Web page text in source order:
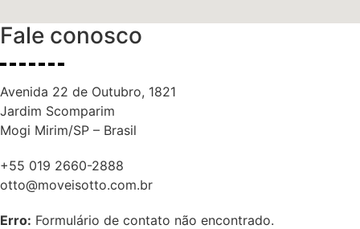
Fale conosco
Avenida 22 de Outubro, 1821
Jardim Scomparim
Mogi Mirim/SP – Brasil
+55 019 2660-2888
otto@moveisotto.com.br
Erro: Formulário de contato não encontrado.